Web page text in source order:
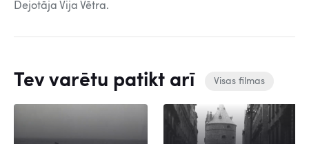
Dejotāja Vija Vētra.
Tev varētu patikt arī Visas filmas